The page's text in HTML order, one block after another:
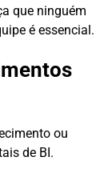
que ninguém
é essencial.
ou
de BI.